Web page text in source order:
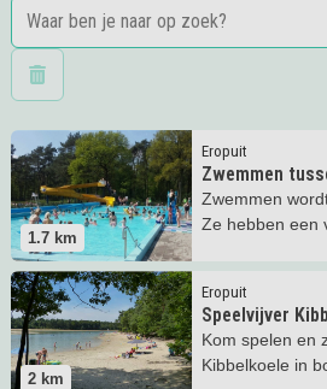
Wis filters
1.7 km
Eropuit
Zwemmen
Zwemmen
Ze hebben een
Lees meer Zwemmen tussen de
2 km
Eropuit
Speelvijver
Kom spelen en
Kibbelkoele in
Lees meer Speelvijver Kibbelkoele